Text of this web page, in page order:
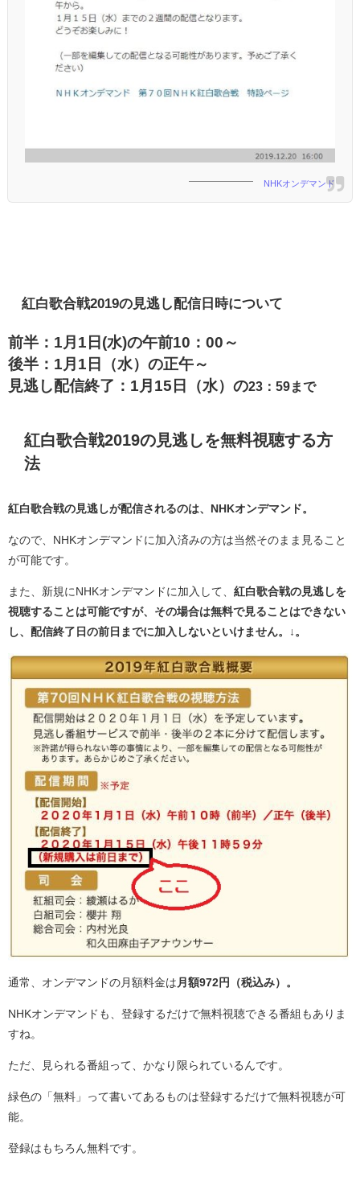
NHKオンデマンド
紅白歌合戦2019の見逃し配信日時について
前半：1月1日(水)の午前10：00～
後半：1月1日（水）の正午～
見逃し配信終了：1月15日（水）の23：59まで
紅白歌合戦2019の見逃しを無料視聴する方
法
紅白歌合戦の見逃しが配信されるのは、NHKオンデマンド。
なので、NHKオンデマンドに加入済みの方は当然そのまま見ること
が可能です。
また、新規にNHKオンデマンドに加入して、 紅白歌合戦の見逃しを
視聴することは可能ですが、その場合は無料で見ることはできない
し、配信終了日の前日までに加入しないといけません。↓。
通常、オンデマンドの月額料金は 月額972円（税込み）。
NHKオンデマンドも、登録するだけで無料視聴できる番組もありま
すね。
ただ、見られる番組って、かなり限られているんです。
緑色の「無料」って書いてあるものは登録するだけで無料視聴が可
能。
登録はもちろん無料です。